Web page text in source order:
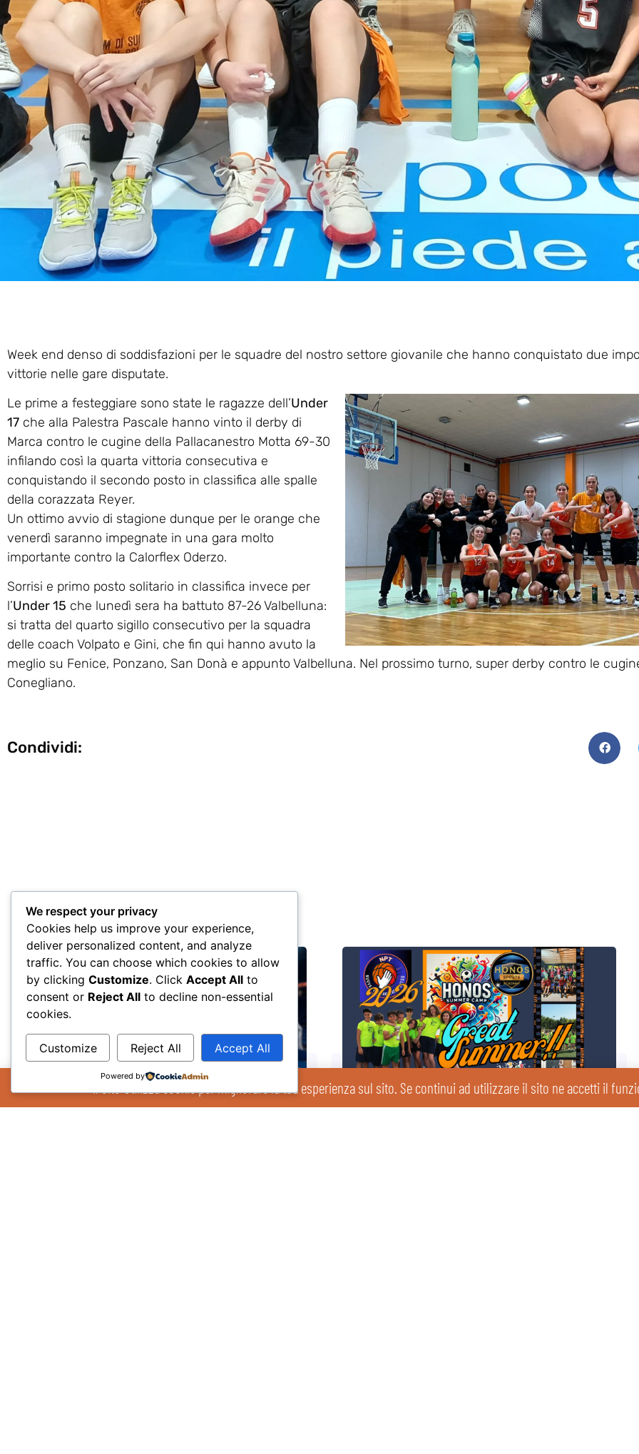
Week end denso di soddisfazioni per le squadre del nostro settore giovanile che hanno conquistato due
vittorie nelle gare disputate.
Le prime a festeggiare sono state le ragazze dell’Under
17 che alla Palestra Pascale hanno vinto il derby di
Marca contro le cugine della Pallacanestro Motta 69-30
infilando così la quarta vittoria consecutiva e
conquistando il secondo posto in classifica alle spalle
della corazzata Reyer.
Un ottimo avvio di stagione dunque per le orange che
venerdì saranno impegnate in una gara molto
importante contro la Calorflex Oderzo.
Sorrisi e primo posto solitario in classifica invece per
l’Under 15 che lunedì sera ha battuto 87-26 Valbelluna:
si tratta del quarto sigillo consecutivo per la squadra
delle coach Volpato e Gini, che fin qui hanno avuto la
meglio su Fenice, Ponzano, San Donà e appunto Valbelluna. Nel prossimo turno, super derby contro le
Conegliano.
Condividi:
Altri post
We respect your privacy
Cookies help us improve your experience,
deliver personalized content, and analyze
traffic. You can choose which cookies to allow
by clicking Customize. Click Accept All to
consent or Reject All to decline non-essential
cookies.
Customize Reject All Accept All
Powered by
Il Sito Utilizza cookie per migliorare la tua esperienza sul sito. Se continui ad utilizzare il sito ne accetti il